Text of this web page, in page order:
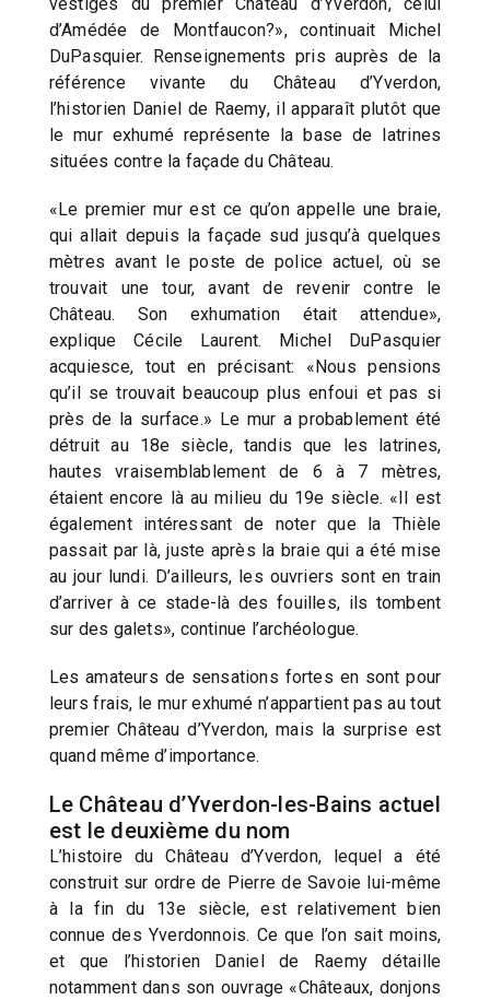
d’Amédée de Montfaucon?», continuait Michel
DuPasquier. Renseignements pris auprès de la
référence vivante du Château d’Yverdon,
l’historien Daniel de Raemy, il apparaît plutôt que
le mur exhumé représente la base de latrines
situées contre la façade du Château.
«Le premier mur est ce qu’on appelle une braie,
qui allait depuis la façade sud jusqu’à quelques
mètres avant le poste de police actuel, où se
trouvait une tour, avant de revenir contre le
Château. Son exhumation était attendue»,
explique Cécile Laurent. Michel DuPasquier
acquiesce, tout en précisant: «Nous pensions
qu’il se trouvait beaucoup plus enfoui et pas si
près de la surface.» Le mur a probablement été
détruit au 18e siècle, tandis que les latrines,
hautes vraisemblablement de 6 à 7 mètres,
étaient encore là au milieu du 19e siècle. «Il est
également intéressant de noter que la Thièle
passait par là, juste après la braie qui a été mise
au jour lundi. D’ailleurs, les ouvriers sont en train
d’arriver à ce stade-là des fouilles, ils tombent
sur des galets», continue l’archéologue.
Les amateurs de sensations fortes en sont pour
leurs frais, le mur exhumé n’appartient pas au tout
premier Château d’Yverdon, mais la surprise est
quand même d’importance.
Le Château d’Yverdon-les-Bains actuel
est le deuxième du nom
L’histoire du Château d’Yverdon, lequel a été
construit sur ordre de Pierre de Savoie lui-même
à la fin du 13e siècle, est relativement bien
connue des Yverdonnois. Ce que l’on sait moins,
et que l’historien Daniel de Raemy détaille
notamment dans son ouvrage «Châteaux, donjons